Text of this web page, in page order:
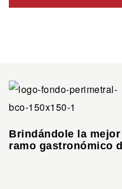
Brindándole la
ramo gastronómico